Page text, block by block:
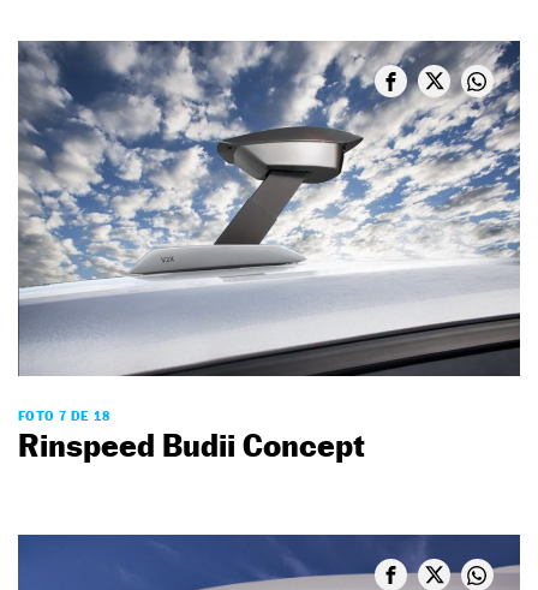
FOTO 7 DE 18
Rinspeed Budii Concept